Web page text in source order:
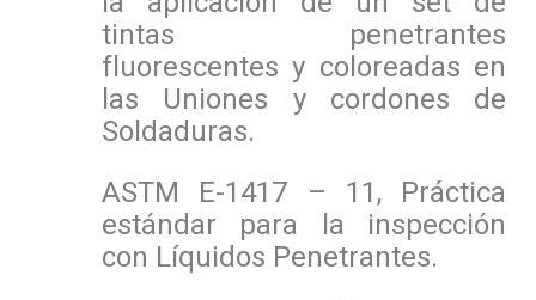
tintas penetrantes
fluorescentes y coloreadas en
las Uniones y cordones de
Soldaduras.
ASTM E-1417 – 11, Práctica
estándar para la inspección
con Líquidos Penetrantes.